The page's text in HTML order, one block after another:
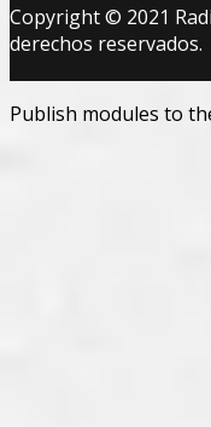
Copyright © 2021
derechos reservados.
Publish modules to